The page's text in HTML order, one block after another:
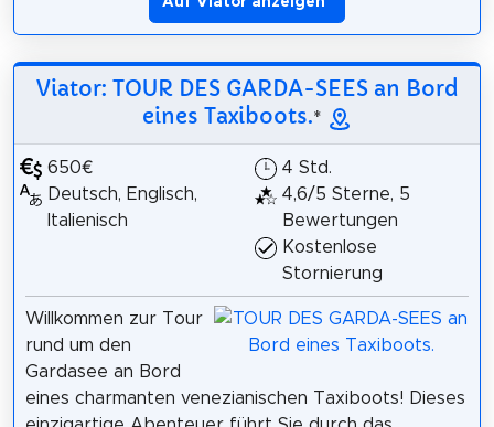
Viator: TOUR DES GARDA-SEES an Bord
eines Taxiboots.*
650€
Deutsch, Englisch,
Italienisch
4 Std.
4,6/5 Sterne, 5
Bewertungen
Kostenlose
Stornierung
Willkommen zur Tour
rund um den
Gardasee an Bord
eines charmanten venezianischen Taxiboots! Dieses